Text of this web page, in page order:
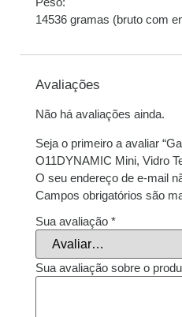
14536 gramas (bruto com
Avaliações
Não há avaliações ainda.
Seja o primeiro a avaliar
O11DYNAMIC Mini, Vidro
O seu endereço de e-mail
Campos obrigatórios são
Sua avaliação *
Sua avaliação sobre o